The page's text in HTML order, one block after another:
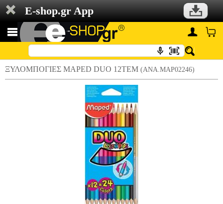
E-shop.gr App
ΞΥΛΟΜΠΟΓΙΕΣ MAPED DUO 12ΤΕΜ (ANA.MAP02246)